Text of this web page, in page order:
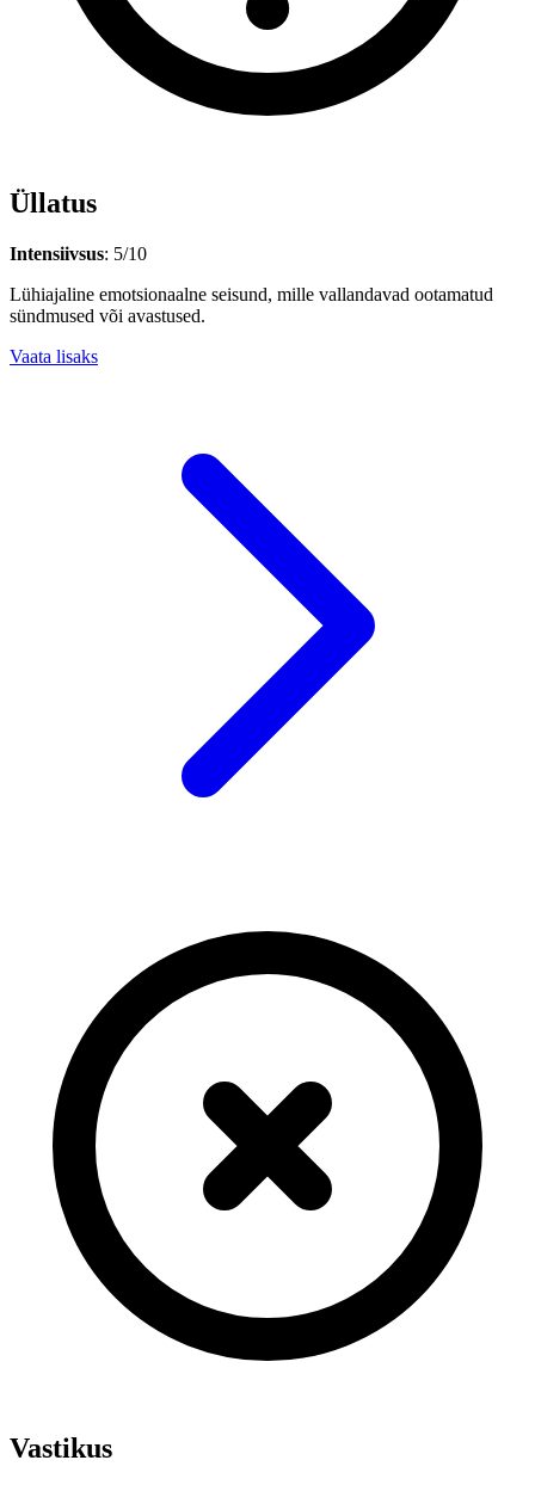
Üllatus
Intensiivsus: 5/10
Lühiajaline emotsionaalne seisund, mille vallandavad ootamatud
sündmused või avastused.
Vaata lisaks
Vastikus